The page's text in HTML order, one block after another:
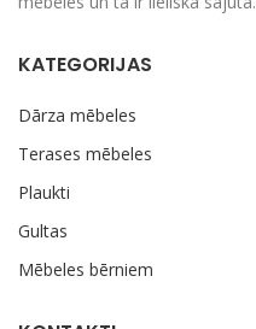
KATEGORIJAS
Dārza mēbeles
Terases mēbeles
Plaukti
Gultas
Mēbeles bērniem